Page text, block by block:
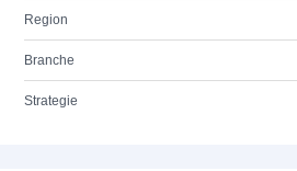
Region
Branche
Strategie